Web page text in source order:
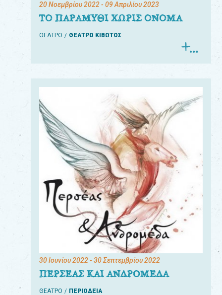
20 Νοεμβρίου 2022- 09 Απριλίου 2023
ΤΟ ΠΑΡΑΜΥΘΙ ΧΩΡΙΣ ΟΝΟΜΑ
ΘΕΑΤΡΟ ΘΕΑΤΡΟ ΚΙΒΩΤΟΣ
30 Ιουνίου 2022- 30 Σεπτεμβρίου 2022
ΠΕΡΣΕΑΣ ΚΑΙ ΑΝΔΡΟΜΕΔΑ
ΘΕΑΤΡΟ ΠΕΡΙΟΔΕΙΑ